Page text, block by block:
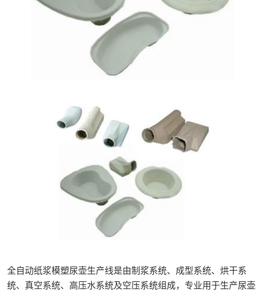
全自动纸浆模塑尿壶生产线是由制浆系统、成型系统、烘干系
统、真空系统、高压水系统及空压系统组成，专业用于生产尿壶